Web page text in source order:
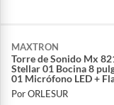
MAXTRON
Torre de Sonido Mx
Stellar 01 Bocina 8
01 Micrófono LED +
Por ORLESUR